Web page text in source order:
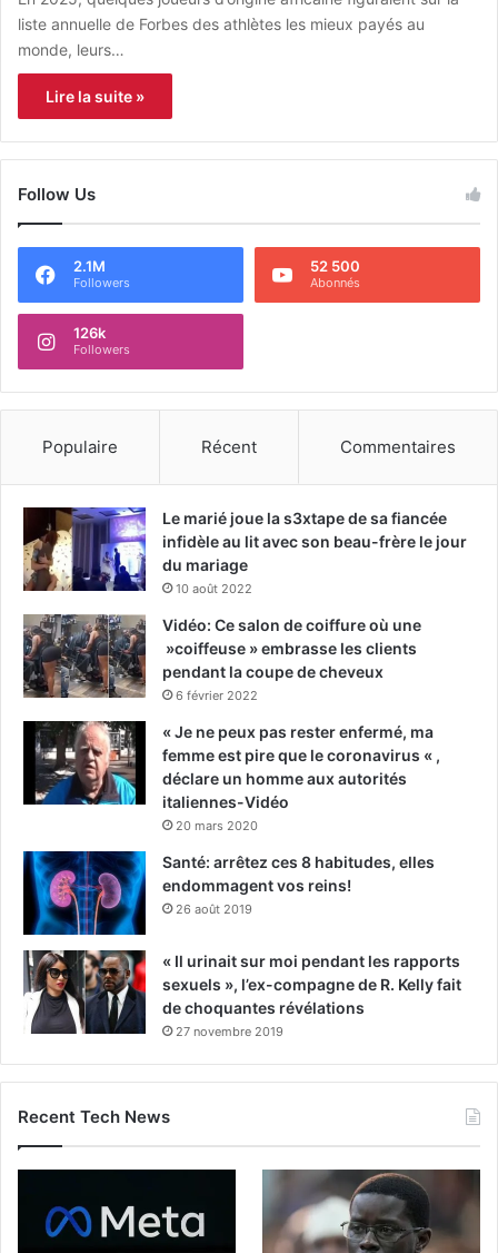
liste annuelle de Forbes des athlètes les mieux payés au
monde, leurs…
Lire la suite »
Follow Us
2.1M
Followers
52 500
Abonnés
126k
Followers
Populaire Récent Commentaires
Le marié joue la s3xtape de sa fiancée
infidèle au lit avec son beau-frère le jour
du mariage
10 août 2022
Vidéo: Ce salon de coiffure où une
»coiffeuse » embrasse les clients
pendant la coupe de cheveux
6 février 2022
« Je ne peux pas rester enfermé, ma
femme est pire que le coronavirus « ,
déclare un homme aux autorités
italiennes-Vidéo
20 mars 2020
Santé: arrêtez ces 8 habitudes, elles
endommagent vos reins!
26 août 2019
« Il urinait sur moi pendant les rapports
sexuels », l’ex-compagne de R. Kelly fait
de choquantes révélations
27 novembre 2019
Recent Tech News